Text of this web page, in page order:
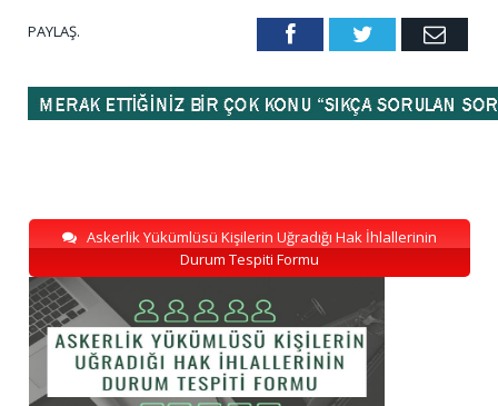
PAYLAŞ. FacebookTwitter Email
Askerlik Yükümlüsü Kişilerin Uğradığı Hak İhlallerinin
Durum Tespiti Formu